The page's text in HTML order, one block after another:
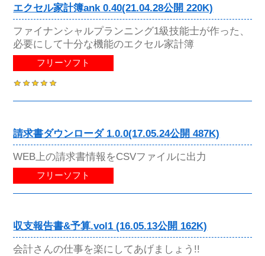
エクセル家計簿ank 0.40(21.04.28公開 220K)
ファイナンシャルプランニング1級技能士が作った、
必要にして十分な機能のエクセル家計簿
フリーソフト
請求書ダウンローダ 1.0.0(17.05.24公開 487K)
WEB上の請求書情報をCSVファイルに出力
フリーソフト
収支報告書&予算.vol1 (16.05.13公開 162K)
会計さんの仕事を楽にしてあげましょう!!